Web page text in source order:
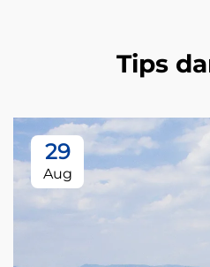
Tips
29
Aug